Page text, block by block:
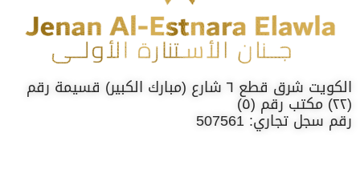
الكويت شرق قطع ٦ شارع (مبارك الكبير) قسيمة رقم
(٢٢) مكتب رقم (٥)
رقم سجل تجاري: 507561